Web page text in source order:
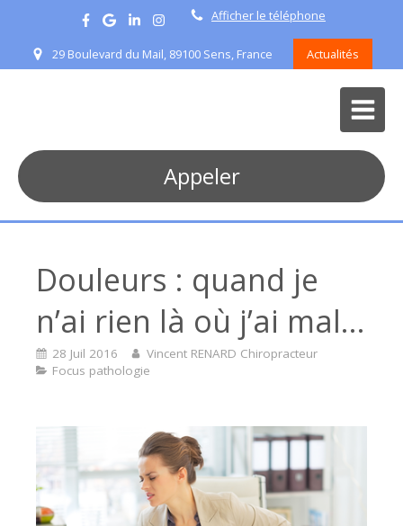
Afficher le téléphone
29 Boulevard du Mail, 89100 Sens, France Actualités
Appeler
Douleurs : quand je
n’ai rien là où j’ai mal…
28 Juil 2016
Vincent RENARD Chiropracteur
Focus pathologie